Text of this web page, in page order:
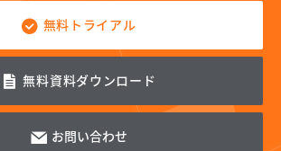
無料トライアル
無料資料ダウンロード
お問い合わせ